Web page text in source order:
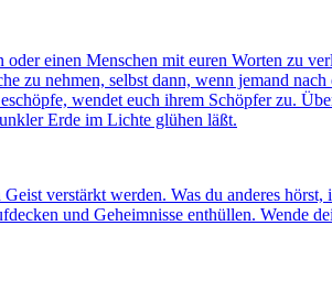
einen Menschen mit euren Worten zu
zu nehmen, selbst dann, wenn jemand
wendet euch ihrem Schöpfer zu.
Erde im Lichte glühen läßt.
verstärkt werden. Was du anderes
und Geheimnisse enthüllen. Wende